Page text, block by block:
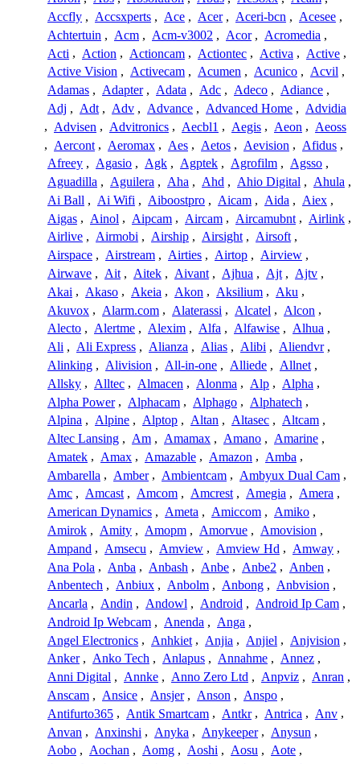
Accfly , Accsxperts , Ace , Acer , Aceri-bcn , Acesee ,
Achtertuin , Acm , Acm-v3002 , Acor , Acromedia ,
Acti , Action , Actioncam , Actiontec , Activa , Active ,
Active Vision , Activecam , Acumen , Acunico , Acvil ,
Adamas , Adapter , Adata , Adc , Adeco , Adiance ,
Adj , Adt , Adv , Advance , Advanced Home , Advidia
, Advisen , Advitronics , Aecbl1 , Aegis , Aeon , Aeoss
, Aercont , Aeromax , Aes , Aetos , Aevision , Afidus ,
Afreey , Agasio , Agk , Agptek , Agrofilm , Agsso ,
Aguadilla , Aguilera , Aha , Ahd , Ahio Digital , Ahula ,
Ai Ball , Ai Wifi , Aiboostpro , Aicam , Aida , Aiex ,
Aigas , Ainol , Aipcam , Aircam , Aircamubnt , Airlink ,
Airlive , Airmobi , Airship , Airsight , Airsoft ,
Airspace , Airstream , Airties , Airtop , Airview ,
Airwave , Ait , Aitek , Aivant , Ajhua , Ajt , Ajtv ,
Akai , Akaso , Akeia , Akon , Aksilium , Aku ,
Akuvox , Alarm.com , Alaterassi , Alcatel , Alcon ,
Alecto , Alertme , Alexim , Alfa , Alfawise , Alhua ,
Ali , Ali Express , Alianza , Alias , Alibi , Aliendvr ,
Alinking , Alivision , All-in-one , Alliede , Allnet ,
Allsky , Alltec , Almacen , Alonma , Alp , Alpha ,
Alpha Power , Alphacam , Alphago , Alphatech ,
Alpina , Alpine , Alptop , Altan , Altasec , Altcam ,
Altec Lansing , Am , Amamax , Amano , Amarine ,
Amatek , Amax , Amazable , Amazon , Amba ,
Ambarella , Amber , Ambientcam , Ambyux Dual Cam ,
Amc , Amcast , Amcom , Amcrest , Amegia , Amera ,
American Dynamics , Ameta , Amiccom , Amiko ,
Amirok , Amity , Amopm , Amorvue , Amovision ,
Ampand , Amsecu , Amview , Amview Hd , Amway ,
Ana Pola , Anba , Anbash , Anbe , Anbe2 , Anben ,
Anbentech , Anbiux , Anbolm , Anbong , Anbvision ,
Ancarla , Andin , Andowl , Android , Android Ip Cam ,
Android Ip Webcam , Anenda , Anga ,
Angel Electronics , Anhkiet , Anjia , Anjiel , Anjvision ,
Anker , Anko Tech , Anlapus , Annahme , Annez ,
Anni Digital , Annke , Anno Zero Ltd , Anpviz , Anran ,
Anscam , Ansice , Ansjer , Anson , Anspo ,
Antifurto365 , Antik Smartcam , Antkr , Antrica , Anv ,
Anvan , Anxinshi , Anyka , Anykeeper , Anysun ,
Aobo , Aochan , Aomg , Aoshi , Aosu , Aote ,